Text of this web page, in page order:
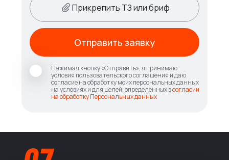
Прикрепить ТЗ или бриф
Нажимая кнопку «Отправить», я принимаю
условия пользовательского соглашения и даю
согласие на обработку моих персональных данных
на условиях и для целей, определенных всогласии
на обработку Персональных данных
Отправить заявку